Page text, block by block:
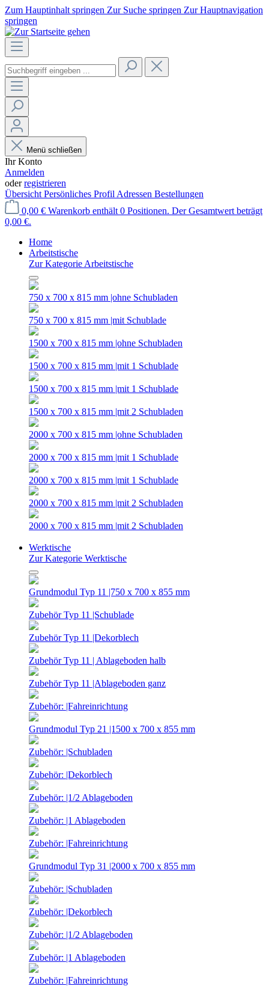
Zum Hauptinhalt springen Zur Suche springen Zur Hauptnavigation
springen
Menü schließen
Ihr Konto
Anmelden
oderregistrieren
Übersicht Persönliches Profil Adressen Bestellungen
0,00 € Warenkorb enthält 0 Positionen. Der Gesamtwert beträgt
0,00 €.
Home
Arbeitstische
Zur Kategorie Arbeitstische
750 x 700 x 815 mm |ohne Schubladen
750 x 700 x 815 mm |mit Schublade
1500 x 700 x 815 mm |ohne Schubladen
1500 x 700 x 815 mm |mit 1 Schublade
1500 x 700 x 815 mm |mit 1 Schublade
1500 x 700 x 815 mm |mit 2 Schubladen
2000 x 700 x 815 mm |ohne Schubladen
2000 x 700 x 815 mm |mit 1 Schublade
2000 x 700 x 815 mm |mit 1 Schublade
2000 x 700 x 815 mm |mit 2 Schubladen
2000 x 700 x 815 mm |mit 2 Schubladen
Werktische
Zur Kategorie Werktische
Grundmodul Typ 11 |750 x 700 x 855 mm
Zubehör Typ 11 |Schublade
Zubehör Typ 11 |Dekorblech
Zubehör Typ 11 | Ablageboden halb
Zubehör Typ 11 |Ablageboden ganz
Zubehör: |Fahreinrichtung
Grundmodul Typ 21 |1500 x 700 x 855 mm
Zubehör: |Schubladen
Zubehör: |Dekorblech
Zubehör: |1/2 Ablageboden
Zubehör: |1 Ablageboden
Zubehör: |Fahreinrichtung
Grundmodul Typ 31 |2000 x 700 x 855 mm
Zubehör: |Schubladen
Zubehör: |Dekorblech
Zubehör: |1/2 Ablageboden
Zubehör: |1 Ablageboden
Zubehör: |Fahreinrichtung